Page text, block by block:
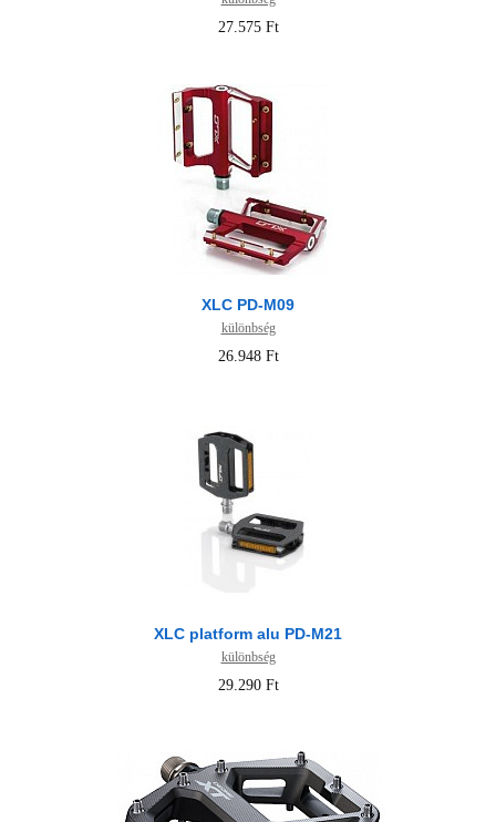
27.575 Ft
XLC PD-M09
különbség
26.948 Ft
XLC platform alu PD-M21
különbség
29.290 Ft